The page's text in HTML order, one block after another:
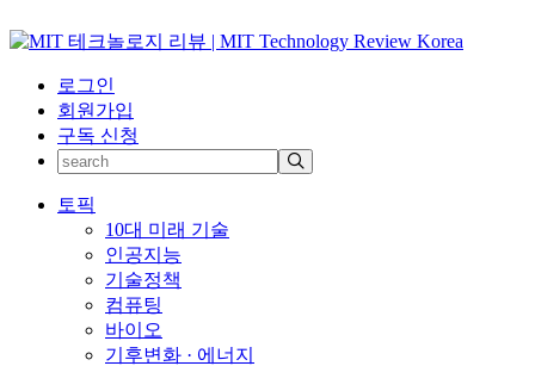
로그인
회원가입
구독 신청
토픽
10대 미래 기술
인공지능
기술정책
컴퓨팅
바이오
기후변화 · 에너지